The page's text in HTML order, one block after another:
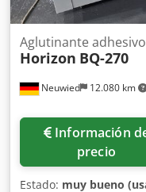
Neuwied 12.080 km
Aglutinante adhesivo
Horizon BQ-270
Información de
precio
Estado: muy bueno